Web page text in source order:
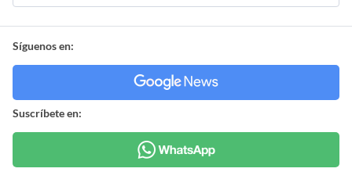
Síguenos en:
Suscríbete en: